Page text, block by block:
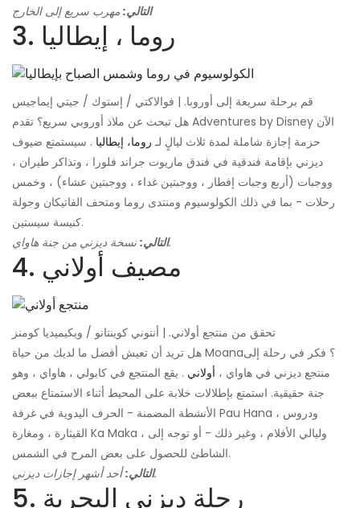
التالي: مهرب سريع إلى الخارج
3. روما ، إيطاليا
قم برحلة سريعة إلى أوروبا. | فوالاكتي / إستوك / جيتي إيماجيس
هل تبحث عن ملاذ أوروبي سريع؟ تقدم Adventures by Disney الآن
حزمة إجازة شاملة لمدة ثلاث ليالٍ لـ روما، إيطاليا . سيستمتع ضيوف
ديزني بإقامة فندقية في فندق ماريوت جراند فلورا ، وتذاكر طيران ،
ووجبات (أربع وجبات إفطار ، ووجبتين غداء ، ووجبتين عشاء) ، وخمس
رحلات - بما في ذلك الكولوسيوم ومنتدى روما ومتحف الفاتيكان وجولة
كنيسة سيستين.
التالي:نسخة ديزني من جنة هاواي.
4. مصيف أولاني
تحقق من منتجع أولاني. | أنتوني كوينتانو / ويكيميديا ​​كومنز
هل تريد أن تعيش أفضل ما لديك من حياة Moana؟ فكر في رحلة إلى
منتجع ديزني في هاواي ، أولاني . يقع المنتجع في كابولي ، هاواي ، وهو
جنة حقيقية. استمتع بإطلالات خلابة على المحيط أثناء الاستمتاع ببعض
الأنشطة المضمنة - الحرف اليدوية في غرفة Pau Hana ، ودروس
القيثارة ، ومغارة Ka Maka ، وليالي الأفلام ، وغير ذلك - أو توجه إلى
الشاطئ للحصول على بعض المرح في الشمس.
التالي:أحد أشهر إجازات ديزني.
5. رحلة ديزني البحرية